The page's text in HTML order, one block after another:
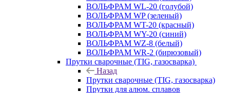
ВОЛЬФРАМ WL-20 (голубой)
ВОЛЬФРАМ WP (зеленый)
ВОЛЬФРАМ WT-20 (красный)
ВОЛЬФРАМ WY-20 (синий)
ВОЛЬФРАМ WZ-8 (белый)
ВОЛЬФРАМ WR-2 (бирюзовый)
Прутки сварочные (TIG, газосварка)
Назад
Прутки сварочные (TIG, газосварка)
Прутки для алюм. сплавов